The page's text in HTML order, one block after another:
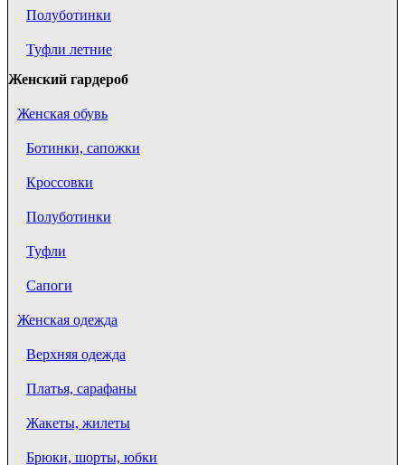
Полуботинки
Туфли летние
Женский гардероб
Женская обувь
Ботинки, сапожки
Кроссовки
Полуботинки
Туфли
Сапоги
Женская одежда
Верхняя одежда
Платья, сарафаны
Жакеты, жилеты
Брюки, шорты, юбки